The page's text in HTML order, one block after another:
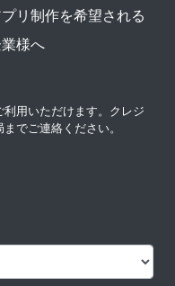
リ制作を希望される
様へ
用いただけます。クレジ
でご連絡ください。